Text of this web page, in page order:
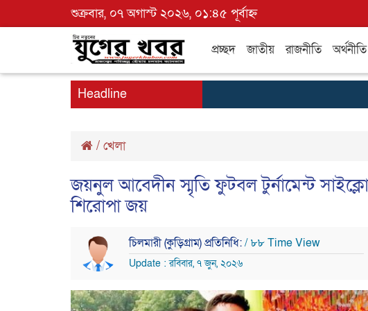
শুক্রবার, ০৭ অগাস্ট ২০২৬, ০১:৪৫ পূর্বাহ্ন
প্রচ্ছদ জাতীয় রাজনীতি অর্থনীতি
Headline
/ খেলা
জয়নুল আবেদীন স্মৃতি ফুটবল টুর্নামেন্ট
শিরোপা জয়
চিলমারী (কুড়িগ্রাম) প্রতিনিধি:/ ৮৮ Time View
Update : রবিবার, ৭ জুন, ২০২৬